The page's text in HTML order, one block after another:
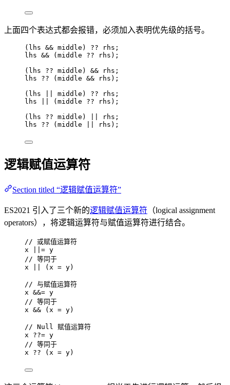
上面四个表达式都会报错，必须加入表明优先级的括号。
( lhs && middle ) ?? rhs ;
lhs && ( middle ?? rhs );
( lhs ?? middle ) && rhs ;
lhs
?? ( middle && rhs );
( lhs middle ) ?? rhs ;
lhs
( middle ?? rhs );
( lhs ?? middle ) rhs ;
lhs
?? ( middle rhs );
逻辑赋值运算符
Section titled “逻辑赋值运算符”
ES2021 引入了三个新的逻辑赋值运算符 （logical assignment
operators），将逻辑运算符与赋值运算符进行结合。
// 或赋值运算符
x
||= y
// 等同于
x
( x = y)
// 与赋值运算符
x &&= y
// 等同于
x && ( x = y)
// Null 赋值运算符
x
??= y
// 等同于
x
?? ( x = y)